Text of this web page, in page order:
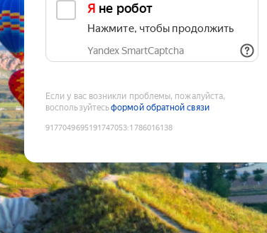
Я не робот
Нажмите, чтобы продолжить
Yandex SmartCaptcha
Если у вас возникли проблемы, пожалуйста,
воспользуйтесьформой обратной связи
9177049695191747053:1786016138